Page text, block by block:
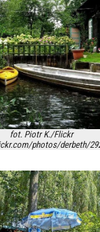
fot. Piotr K./Flickr
photos/derbeth/